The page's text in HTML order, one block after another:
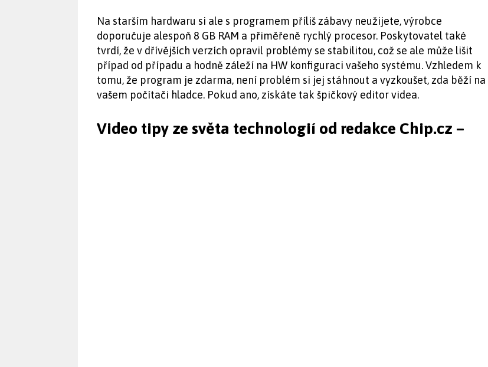
Na starším hardwaru si ale s programem příliš zábavy neužijete, výrobce
doporučuje alespoň 8 GB RAM a přiměřeně rychlý procesor. Poskytovatel také
tvrdí, že v dřívějších verzích opravil problémy se stabilitou, což se ale může lišit
případ od případu a hodně záleží na HW konfiguraci vašeho systému. Vzhledem k
tomu, že program je zdarma, není problém si jej stáhnout a vyzkoušet, zda běží na
vašem počítači hladce. Pokud ano, získáte tak špičkový editor videa.
Video tipy ze světa technologií od redakce Chip.cz –